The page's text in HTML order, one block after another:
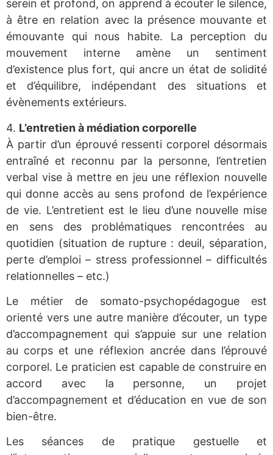
serein et profond, on apprend à écouter le silence,
à être en relation avec la présence mouvante et
émouvante qui nous habite. La perception du
mouvement interne amène un sentiment
d’existence plus fort, qui ancre un état de solidité
et d’équilibre, indépendant des situations et
évènements extérieurs.
4. L’entretien à médiation corporelle
À partir d’un éprouvé ressenti corporel désormais
entraîné et reconnu par la personne, l’entretien
verbal vise à mettre en jeu une réflexion nouvelle
qui donne accès au sens profond de l’expérience
de vie. L’entretient est le lieu d’une nouvelle mise
en sens des problématiques rencontrées au
quotidien (situation de rupture : deuil, séparation,
perte d’emploi – stress professionnel – difficultés
relationnelles – etc.)
Le métier de somato-psychopédagogue est
orienté vers une autre manière d’écouter, un type
d’accompagnement qui s’appuie sur une relation
au corps et une réflexion ancrée dans l’éprouvé
corporel. Le praticien est capable de construire en
accord avec la personne, un projet
d’accompagnement et d’éducation en vue de son
bien-être.
Les séances de pratique gestuelle et